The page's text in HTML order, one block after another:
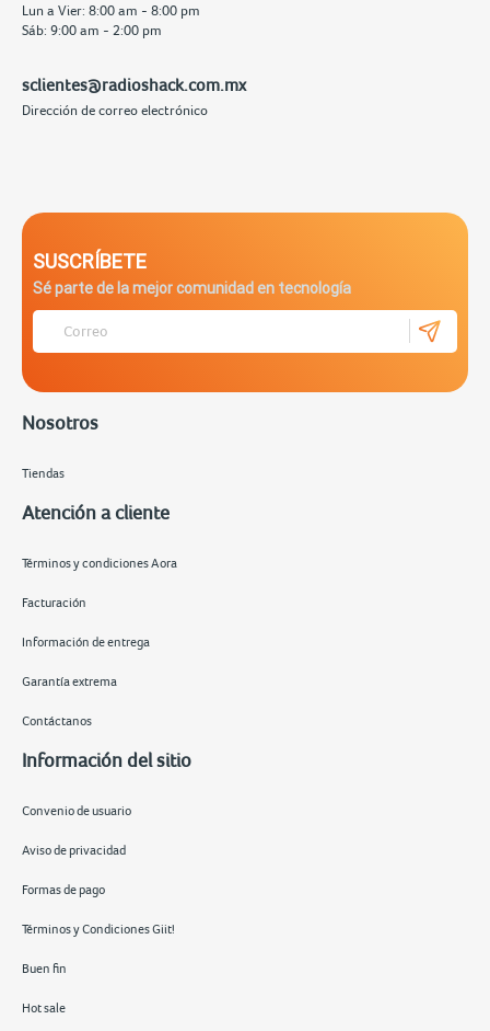
Lun a Vier: 8:00 am - 8:00 pm
Sáb: 9:00 am - 2:00 pm
sclientes@radioshack.com.mx
Dirección de correo electrónico
SUSCRÍBETE
Sé parte de la mejor comunidad en tecnología
Nosotros
Tiendas
Atención a cliente
Términos y condiciones Aora
Facturación
Información de entrega
Garantía extrema
Contáctanos
Información del sitio
Convenio de usuario
Aviso de privacidad
Formas de pago
Términos y Condiciones Giit!
Buen fin
Hot sale